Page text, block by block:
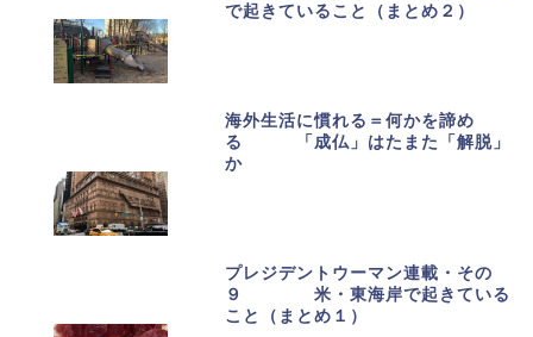
で起きていること（まとめ２）
海外生活に慣れる＝何かを諦め
る 「成仏」はたまた「解脱」
か
プレジデントウーマン連載・その
９ 米・東海岸で起きている
こと（まとめ１）